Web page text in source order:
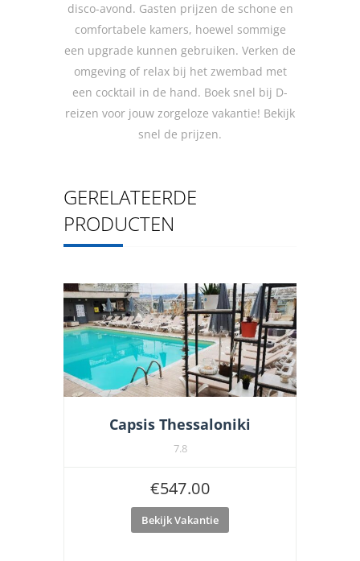
disco-avond. Gasten prijzen de schone en
comfortabele kamers, hoewel sommige
een upgrade kunnen gebruiken. Verken de
omgeving of relax bij het zwembad met
een cocktail in de hand. Boek snel bij D-
reizen voor jouw zorgeloze vakantie! Bekijk
snel de prijzen.
GERELATEERDE
PRODUCTEN
Capsis Thessaloniki
7.8
€547.00
Bekijk Vakantie